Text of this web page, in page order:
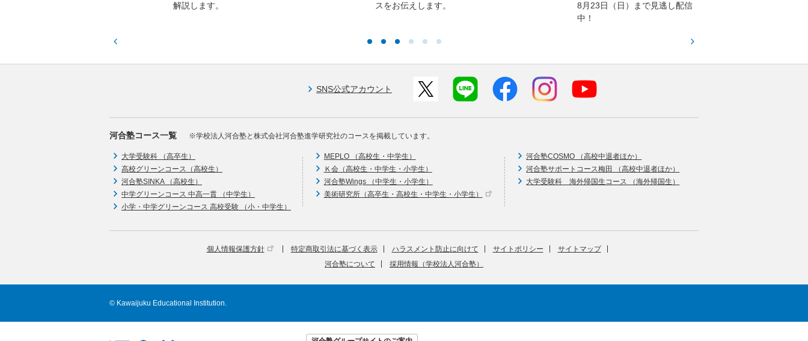
解説します。
スをお伝えします。
8月23日（日）まで見逃し配信
中！
SNS公式アカウント
河合塾コース一覧 ※学校法人河合塾と株式会社河合塾進学研究社のコースを掲載しています。
大学受験科 （高卒生）
高校グリーンコース（高校生）
河合塾SINKA （高校生）
中学グリーンコース 中高一貫 （中学生）
小学・中学グリーンコース 高校受験 （小・中学生）
MEPLO （高校生・中学生）
Ｋ会（高校生・中学生・小学生）
河合塾Wings （中学生・小学生）
美術研究所（高卒生・高校生・中学生・小学生）
河合塾COSMO （高校中退者ほか）
河合塾サポートコース梅田 （高校中退者ほか）
大学受験科 海外帰国生コース （海外帰国生）
個人情報保護方針 特定商取引法に基づく表示 ハラスメント防止に向けて サイトポリシー
サイトマップ
河合塾について
採用情報（学校法人河合塾）
© Kawaijuku Educational Institution.